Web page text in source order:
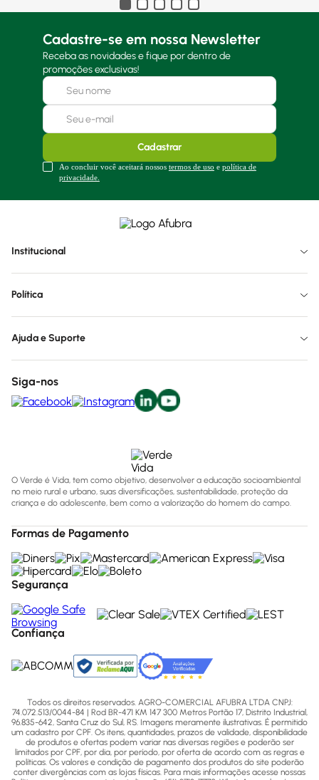
Cadastre-se em nossa Newsletter
Receba as novidades e fique por dentro de
promoções exclusivas!
Cadastrar
Ao concluir você aceitará nossos termos de uso e política de
privacidade.
Institucional
Política
Ajuda e Suporte
Siga-nos
O Verde é Vida, tem como objetivo, desenvolver a educação socioambiental
no meio rural e urbano, suas diversificações, sustentabilidade, proteção da
criança e do adolescente, bem como a valorização do homem do campo.
Formas de Pagamento
Segurança
Confiança
Todos os direitos reservados. AGRO-COMERCIAL AFUBRA LTDA CNPJ:
74.072.513/0044-84 | Rod BR-471 KM 147 300 Metros Portão 17, Distrito Industrial,
96.835-642, Santa Cruz do Sul, RS. Imagens meramente ilustrativas. É permitido
um cadastro por CPF. Os itens, quantidades, prazos de validade, disponibilidade
de produtos e ofertas podem variar nas diversas regiões e poderão ser
limitados por CPF, por dia, por período, por oferta de acordo com as regras e
políticas. Os valores e condição de pagamento dos produtos do site poderão
conter divergências com as lojas físicas. Para mais informações acesse nossas